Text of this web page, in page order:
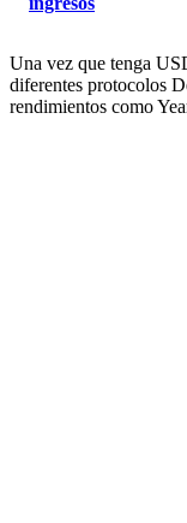
Una vez que tenga
diferentes protocolos
rendimientos como